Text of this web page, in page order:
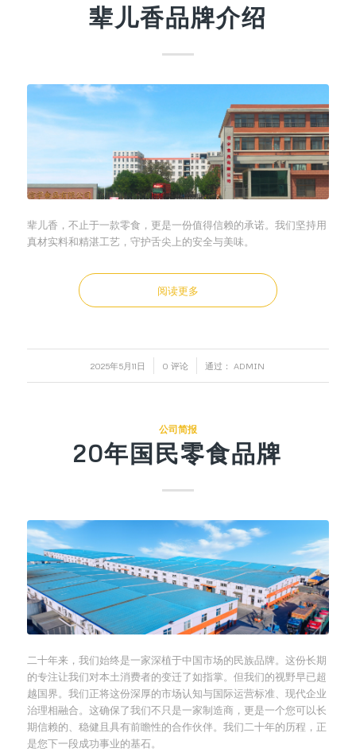
辈儿香品牌介绍
辈儿香，不止于一款零食，更是一份值得信赖的承诺。我们坚持用
真材实料和精湛工艺，守护舌尖上的安全与美味。
阅读更多
2025年5月11日
/ 0 评论 通过： ADMIN
公司简报
20年国民零食品牌
二十年来，我们始终是一家深植于中国市场的民族品牌。这份长期
的专注让我们对本土消费者的变迁了如指掌。但我们的视野早已超
越国界。我们正将这份深厚的市场认知与国际运营标准、现代企业
治理相融合。这确保了我们不只是一家制造商，更是一个您可以长
期信赖的、稳健且具有前瞻性的合作伙伴。我们二十年的历程，正
是您下一段成功事业的基石。